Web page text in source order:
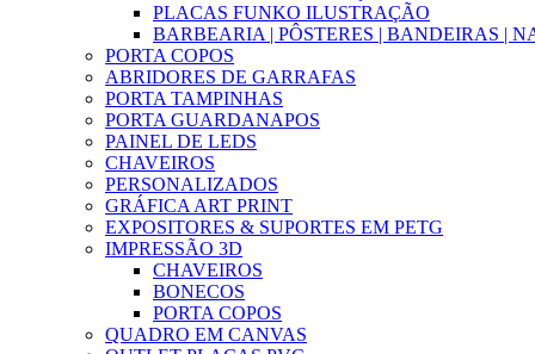
PLACAS FUNKO ILUSTRAÇÃO
BARBEARIA | PÔSTERES | BANDEIRAS |
PORTA COPOS
ABRIDORES DE GARRAFAS
PORTA TAMPINHAS
PORTA GUARDANAPOS
PAINEL DE LEDS
CHAVEIROS
PERSONALIZADOS
GRÁFICA ART PRINT
EXPOSITORES & SUPORTES EM PETG
IMPRESSÃO 3D
CHAVEIROS
BONECOS
PORTA COPOS
QUADRO EM CANVAS